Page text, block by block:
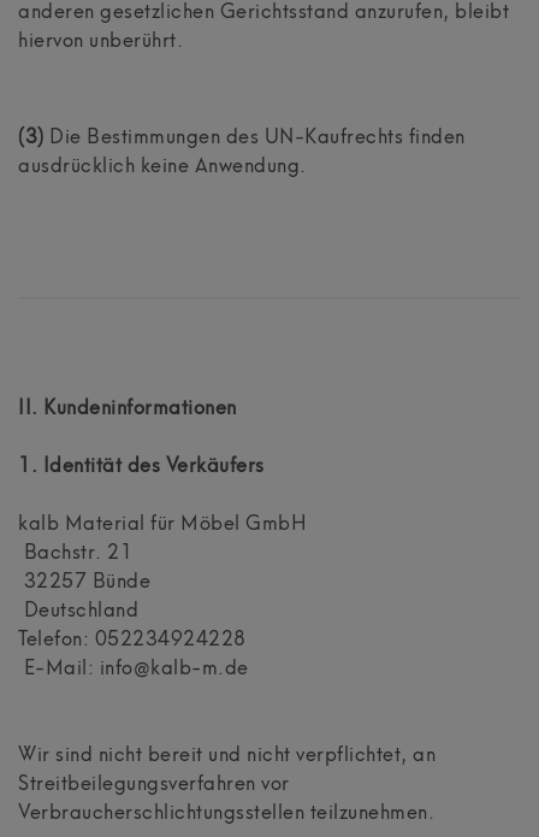
anderen gesetzlichen Gerichtsstand anzurufen, bleibt
hiervon unberührt.
(3) Die Bestimmungen des UN-Kaufrechts finden
ausdrücklich keine Anwendung.
II. Kundeninformationen
1. Identität des Verkäufers
kalb Material für Möbel GmbH
Bachstr. 21
32257 Bünde
Deutschland
Telefon: 052234924228
E-Mail: info@kalb-m.de
Wir sind nicht bereit und nicht verpflichtet, an
Streitbeilegungsverfahren vor
Verbraucherschlichtungsstellen teilzunehmen.